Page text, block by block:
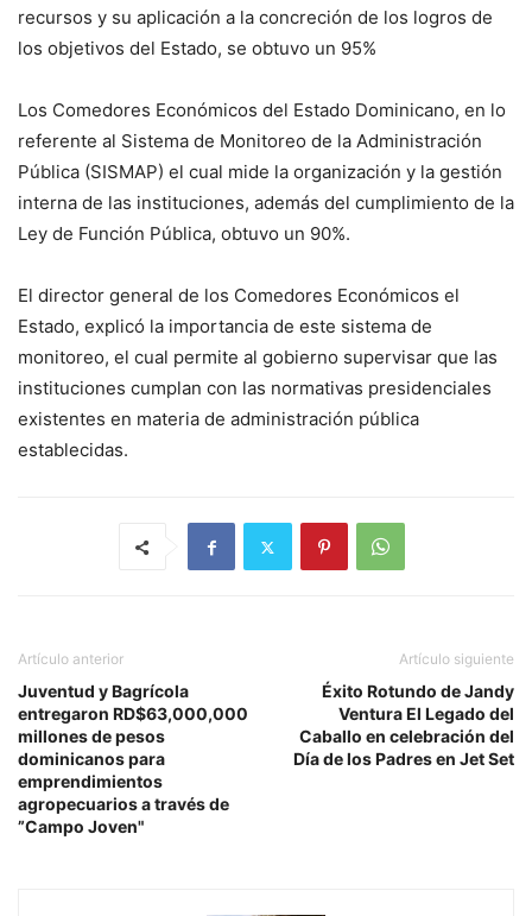
recursos y su aplicación a la concreción de los logros de
los objetivos del Estado, se obtuvo un 95%
Los Comedores Económicos del Estado Dominicano, en lo
referente al Sistema de Monitoreo de la Administración
Pública (SISMAP) el cual mide la organización y la gestión
interna de las instituciones, además del cumplimiento de la
Ley de Función Pública, obtuvo un 90%.
El director general de los Comedores Económicos el
Estado, explicó la importancia de este sistema de
monitoreo, el cual permite al gobierno supervisar que las
instituciones cumplan con las normativas presidenciales
existentes en materia de administración pública
establecidas.
Artículo anterior
Juventud y Bagrícola
entregaron RD$63,000,000
millones de pesos
dominicanos para
emprendimientos
agropecuarios a través de
”Campo Joven"
Artículo siguiente
Éxito Rotundo de Jandy
Ventura El Legado del
Caballo en celebración del
Día de los Padres en Jet Set